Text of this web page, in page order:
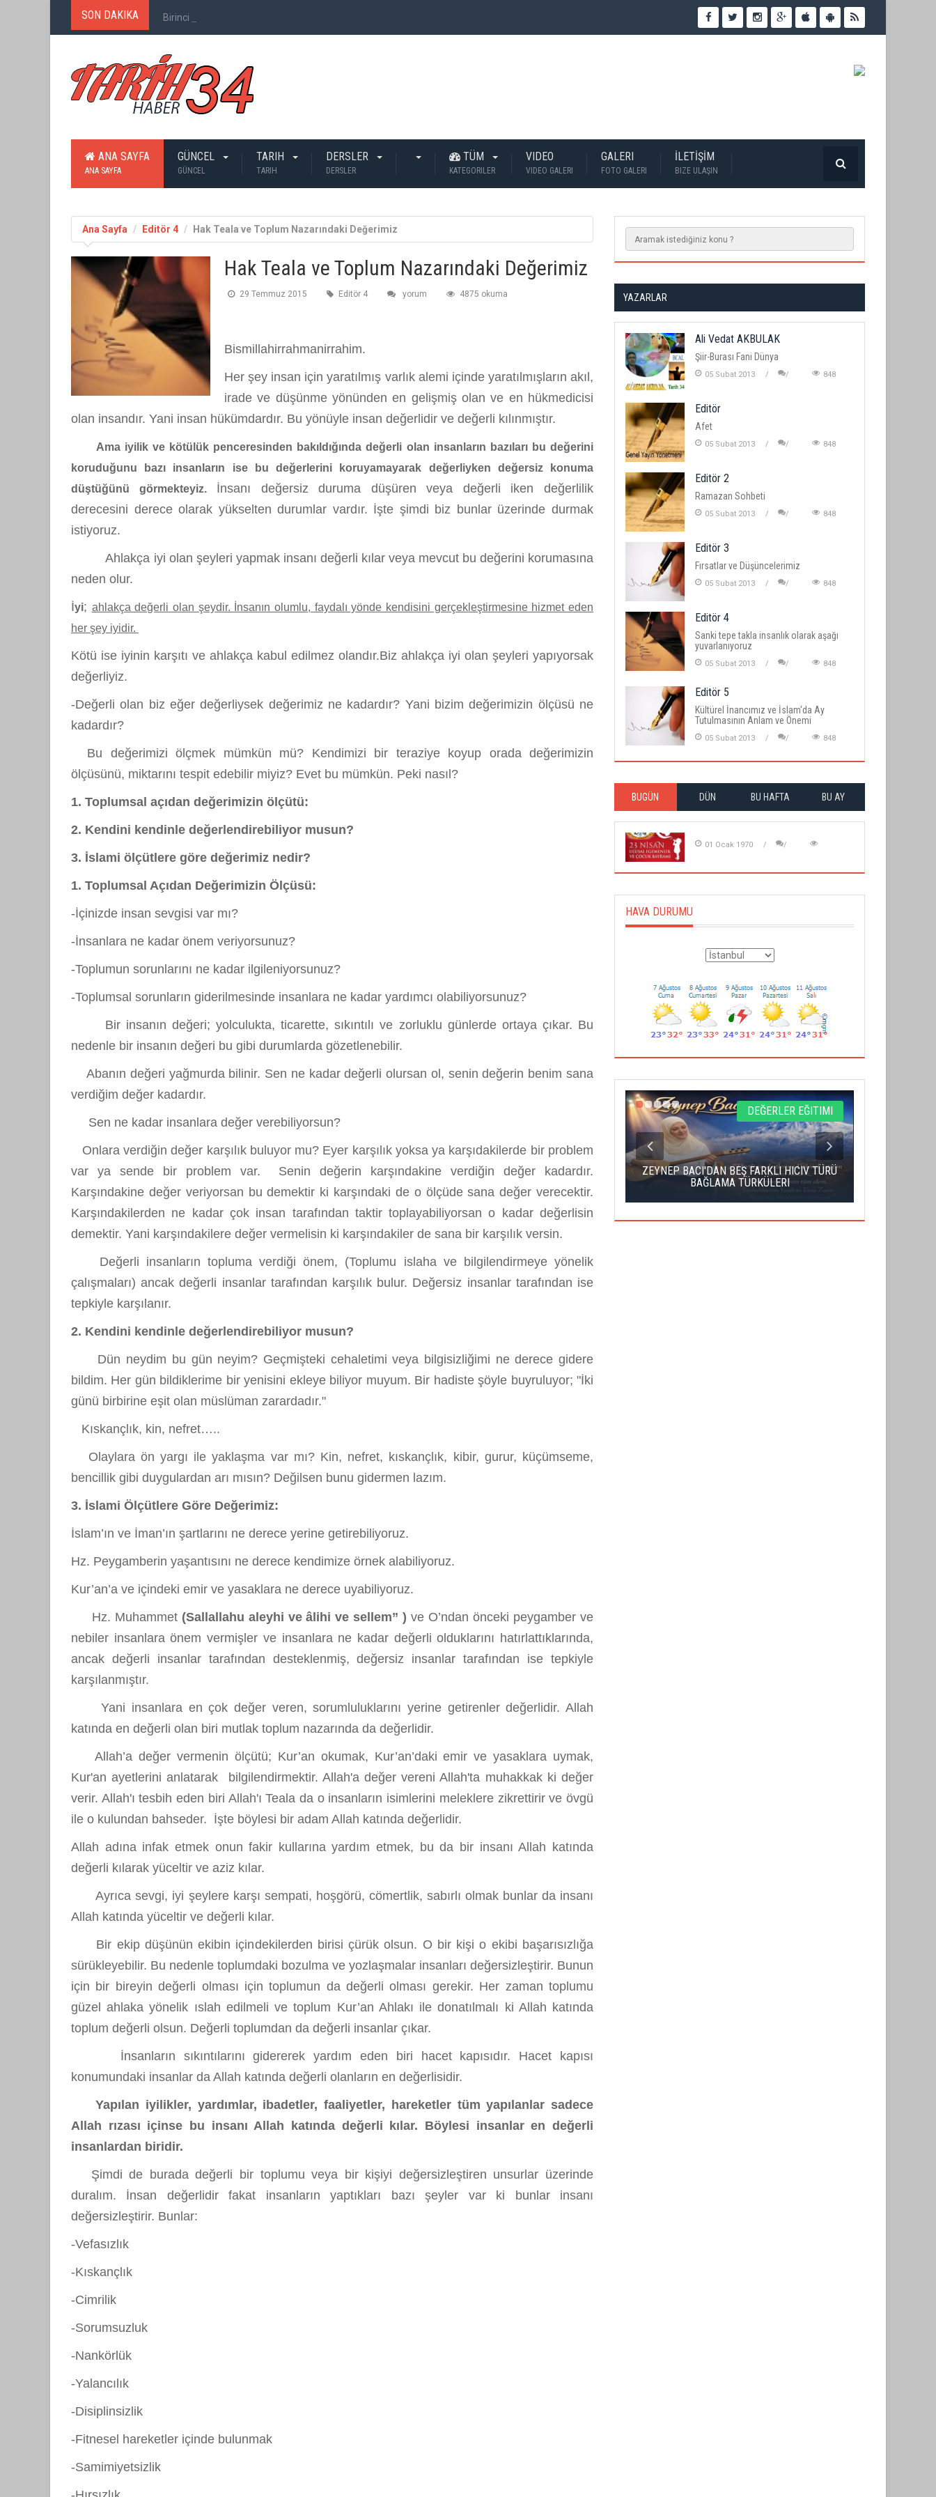
SON DAKIKA Birinci Dünya Savaşı`nda Ne Kadar İnsan Öldü?
ANA SAYFA
ANA SAYFA
GÜNCEL
GÜNCEL
TARIH
TARIH
DERSLER
DERSLER
TÜM
KATEGORILER
VIDEO
VIDEO GALERI
GALERI
FOTO GALERI
İLETİŞİM
BIZE ULAŞIN
Ana Sayfa Editör 4 Hak Teala ve Toplum Nazarındaki Değerimiz
Hak Teala ve Toplum Nazarındaki Değerimiz
29 Temmuz 2015 Editör 4 yorum 4875 okuma
Bismillahirrahmanirrahim.
Her şey insan için yaratılmış varlık alemi içinde yaratılmışların akıl,
irade ve düşünme yönünden en gelişmiş olan ve en hükmedicisi
olan insandır. Yani insan hükümdardır. Bu yönüyle insan değerlidir ve değerli kılınmıştır.
Ama iyilik ve kötülük penceresinden bakıldığında değerli olan insanların bazıları bu değerini
koruduğunu bazı insanların ise bu değerlerini koruyamayarak değerliyken değersiz konuma
düştüğünü görmekteyiz.İnsanı değersiz duruma düşüren veya değerli iken değerlilik
derecesini derece olarak yükselten durumlar vardır. İşte şimdi biz bunlar üzerinde durmak
istiyoruz.
Ahlakça iyi olan şeyleri yapmak insanı değerli kılar veya mevcut bu değerini korumasına
neden olur.
İyi; ahlakça değerli olan şeydir. İnsanın olumlu, faydalı yönde kendisini gerçekleştirmesine hizmet eden
her şey iyidir.
Kötü ise iyinin karşıtı ve ahlakça kabul edilmez olandır.Biz ahlakça iyi olan şeyleri yapıyorsak
değerliyiz.
-Değerli olan biz eğer değerliysek değerimiz ne kadardır? Yani bizim değerimizin ölçüsü ne
kadardır?
Bu değerimizi ölçmek mümkün mü? Kendimizi bir teraziye koyup orada değerimizin
ölçüsünü, miktarını tespit edebilir miyiz? Evet bu mümkün. Peki nasıl?
1. Toplumsal açıdan değerimizin ölçütü:
2. Kendini kendinle değerlendirebiliyor musun?
3. İslami ölçütlere göre değerimiz nedir?
1. Toplumsal Açıdan Değerimizin Ölçüsü:
-İçinizde insan sevgisi var mı?
-İnsanlara ne kadar önem veriyorsunuz?
-Toplumun sorunlarını ne kadar ilgileniyorsunuz?
-Toplumsal sorunların giderilmesinde insanlara ne kadar yardımcı olabiliyorsunuz?
Bir insanın değeri; yolculukta, ticarette, sıkıntılı ve zorluklu günlerde ortaya çıkar. Bu
nedenle bir insanın değeri bu gibi durumlarda gözetlenebilir.
Abanın değeri yağmurda bilinir. Sen ne kadar değerli olursan ol, senin değerin benim sana
verdiğim değer kadardır.
Sen ne kadar insanlara değer verebiliyorsun?
Onlara verdiğin değer karşılık buluyor mu? Eyer karşılık yoksa ya karşıdakilerde bir problem
var ya sende bir problem var. Senin değerin karşındakine verdiğin değer kadardır.
Karşındakine değer veriyorsan bu demektir ki karşındaki de o ölçüde sana değer verecektir.
Karşındakilerden ne kadar çok insan tarafından taktir toplayabiliyorsan o kadar değerlisin
demektir. Yani karşındakilere değer vermelisin ki karşındakiler de sana bir karşılık versin.
Değerli insanların topluma verdiği önem, (Toplumu islaha ve bilgilendirmeye yönelik
çalışmaları) ancak değerli insanlar tarafından karşılık bulur. Değersiz insanlar tarafından ise
tepkiyle karşılanır.
2. Kendini kendinle değerlendirebiliyor musun?
Dün neydim bu gün neyim? Geçmişteki cehaletimi veya bilgisizliğimi ne derece gidere
bildim. Her gün bildiklerime bir yenisini ekleye biliyor muyum. Bir hadiste şöyle buyruluyor; "İki
günü birbirine eşit olan müslüman zarardadır."
Kıskançlık, kin, nefret…..
Olaylara ön yargı ile yaklaşma var mı? Kin, nefret, kıskançlık, kibir, gurur, küçümseme,
bencillik gibi duygulardan arı mısın? Değilsen bunu gidermen lazım.
3. İslami Ölçütlere Göre Değerimiz:
İslam’ın ve İman’ın şartlarını ne derece yerine getirebiliyoruz.
Hz. Peygamberin yaşantısını ne derece kendimize örnek alabiliyoruz.
Kur’an’a ve içindeki emir ve yasaklara ne derece uyabiliyoruz.
Hz. Muhammet (Sallallahu aleyhi ve âlihi ve sellem” )ve O’ndan önceki peygamber ve
nebiler insanlara önem vermişler ve insanlara ne kadar değerli olduklarını hatırlattıklarında,
ancak değerli insanlar tarafından desteklenmiş, değersiz insanlar tarafından ise tepkiyle
karşılanmıştır.
Yani insanlara en çok değer veren, sorumluluklarını yerine getirenler değerlidir. Allah
katında en değerli olan biri mutlak toplum nazarında da değerlidir.
Allah’a değer vermenin ölçütü; Kur’an okumak, Kur’an’daki emir ve yasaklara uymak,
Kur'an ayetlerini anlatarak bilgilendirmektir. Allah'a değer vereni Allah'ta muhakkak ki değer
verir. Allah'ı tesbih eden biri Allah'ı Teala da o insanların isimlerini meleklere zikrettirir ve övgü
ile o kulundan bahseder. İşte böylesi bir adam Allah katında değerlidir.
Allah adına infak etmek onun fakir kullarına yardım etmek, bu da bir insanı Allah katında
değerli kılarak yüceltir ve aziz kılar.
Ayrıca sevgi, iyi şeylere karşı sempati, hoşgörü, cömertlik, sabırlı olmak bunlar da insanı
Allah katında yüceltir ve değerli kılar.
Bir ekip düşünün ekibin içindekilerden birisi çürük olsun. O bir kişi o ekibi başarısızlığa
sürükleyebilir. Bu nedenle toplumdaki bozulma ve yozlaşmalar insanları değersizleştirir. Bunun
için bir bireyin değerli olması için toplumun da değerli olması gerekir. Her zaman toplumu
güzel ahlaka yönelik ıslah edilmeli ve toplum Kur’an Ahlakı ile donatılmalı ki Allah katında
toplum değerli olsun. Değerli toplumdan da değerli insanlar çıkar.
İnsanların sıkıntılarını gidererek yardım eden biri hacet kapısıdır. Hacet kapısı
konumundaki insanlar da Allah katında değerli olanların en değerlisidir.
Yapılan iyilikler, yardımlar, ibadetler, faaliyetler, hareketler tüm yapılanlar sadece
Allah rızası içinse bu insanı Allah katında değerli kılar. Böylesi insanlar en değerli
insanlardan biridir.
Şimdi de burada değerli bir toplumu veya bir kişiyi değersizleştiren unsurlar üzerinde
duralım. İnsan değerlidir fakat insanların yaptıkları bazı şeyler var ki bunlar insanı
değersizleştirir. Bunlar:
-Vefasızlık
-Kıskançlık
-Cimrilik
-Sorumsuzluk
-Nankörlük
-Yalancılık
-Disiplinsizlik
-Fitnesel hareketler içinde bulunmak
-Samimiyetsizlik
YAZARLAR
Ali Vedat AKBULAK
Şiir-Burası Fani Dünya
05 Subat 2013 848
Editör
Afet
05 Subat 2013 848
Editör 2
Ramazan Sohbeti
05 Subat 2013 848
Editör 3
Fırsatlar ve Düşüncelerimiz
05 Subat 2013 848
Editör 4
Sanki tepe takla insanlık olarak aşağı
yuvarlanıyoruz
05 Subat 2013 848
Editör 5
Kültürel İnancımız ve İslam'da Ay
Tutulmasının Anlam ve Önemi
05 Subat 2013 848
BUGÜN DÜN BU HAFTA BU AY
01 Ocak 1970
HAVA DURUMU
BEDEVA ENERJI
DEĞERLER EĞITIMI
ZEYNEP BACI'DAN BEŞ FARKLI HICIV TÜRÜ
BAĞLAMA TÜRKÜLERI